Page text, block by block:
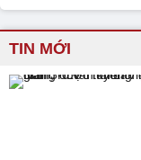
TIN MỚI